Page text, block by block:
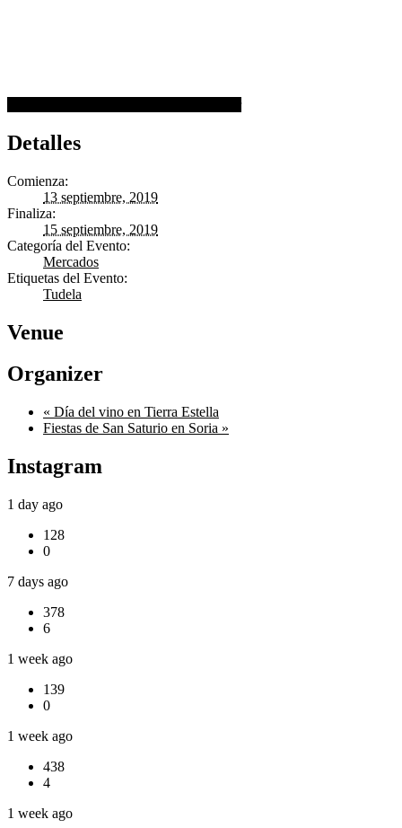
Detalles
Comienza:
13 septiembre, 2019
Finaliza:
15 septiembre, 2019
Categoría del Evento:
Mercados
Etiquetas del Evento:
Tudela
Venue
Organizer
« Día del vino en Tierra Estella
Fiestas de San Saturio en Soria »
Instagram
1 day ago
128
0
7 days ago
378
6
1 week ago
139
0
1 week ago
438
4
1 week ago